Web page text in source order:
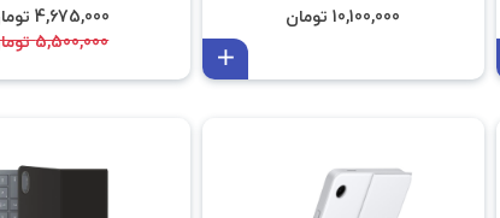
10,100,000 تومان
4,675,000 تومان
5,500,000 تومان
فروش ویژه